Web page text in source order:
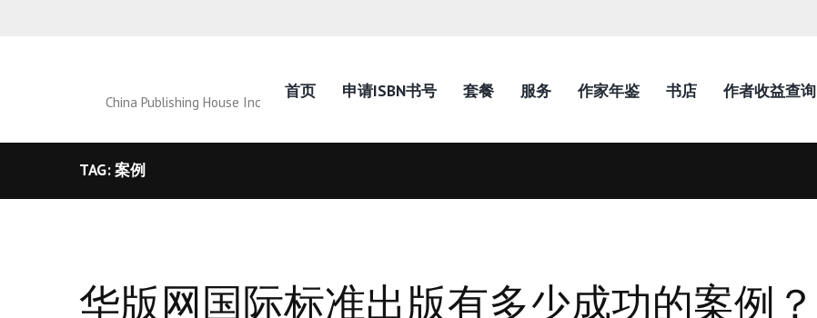
China Publishing House Inc
首页 申请ISBN书号 套餐 服务 作家年鉴 书店 作者收益查询
TAG: 案例
华版网国际标准出版有多少成功的案例？